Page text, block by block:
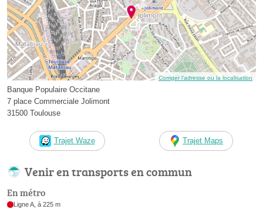
Corriger l’adresse ou la localisation
Banque Populaire Occitane
7 place Commerciale Jolimont
31500 Toulouse
Trajet Waze Trajet Maps
Venir en transports en commun
En métro
Ligne A, à 225 m